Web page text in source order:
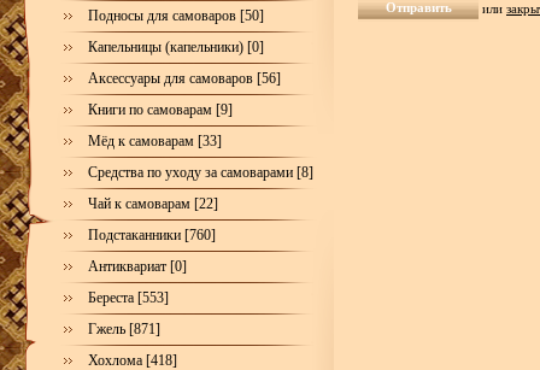
Подносы для самоваров [50]
Капельницы (капельники) [0]
Аксессуары для самоваров [56]
Книги по самоварам [9]
Мёд к самоварам [33]
Средства по уходу за самоварами [8]
Чай к самоварам [22]
Подстаканники [760]
Антиквариат [0]
Береста [553]
Гжель [871]
Хохлома [418]
или